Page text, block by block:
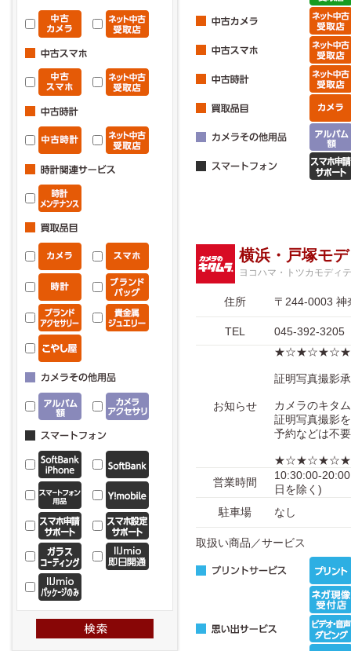
横浜・戸塚モ
ヨコハマ・トツカモディ
住所 〒244-0003 神
TEL 045-392-3205
お知らせ
証明写真撮影
カメラのキタ
証明写真撮影
予約などは不
営業時間
10:30:00-
日を除く)
駐車場
なし
取扱い商品／サービス